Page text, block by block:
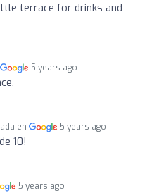
terrace for drinks and
5 years ago
en 5 years ago
10!
5 years ago